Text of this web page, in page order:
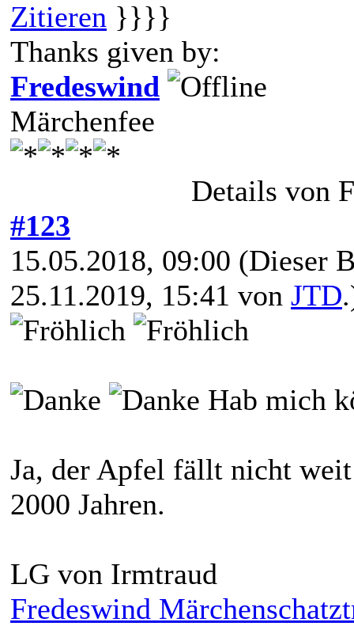
Zitieren }}}}
Thanks given by:
Fredeswind
Märchenfee
Details von
#123
15.05.2018, 09:00 (Dieser
25.11.2019, 15:41 von JTD
Hab mich
Ja, der Apfel fällt nicht
2000 Jahren.
LG von Irmtraud
Fredeswind